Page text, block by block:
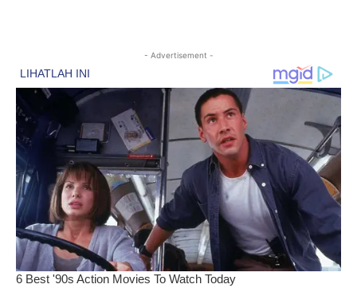
- Advertisement -